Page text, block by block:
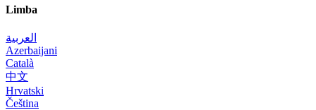
Limba
العربية
Azerbaijani
Català
中文
Hrvatski
Čeština